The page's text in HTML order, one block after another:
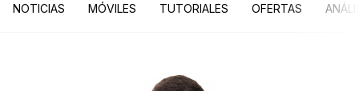
NOTICIAS MÓVILES TUTORIALES OFERTAS